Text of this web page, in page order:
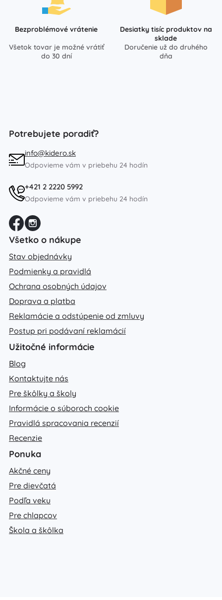
Bezproblémové vrátenie
Všetok tovar je možné vrátiť
do 30 dní
Desiatky tisíc produktov na
sklade
Doručenie už do druhého
dňa
Potrebujete poradiť?
info@kidero.sk
Odpovieme vám v priebehu 24 hodín
+421 2 2220 5992
Odpovieme vám v priebehu 24 hodín
Všetko o nákupe
Stav objednávky
Podmienky a pravidlá
Ochrana osobných údajov
Doprava a platba
Reklamácie a odstúpenie od zmluvy
Postup pri podávaní reklamácií
Užitočné informácie
Blog
Kontaktujte nás
Pre škôlky a školy
Informácie o súboroch cookie
Pravidlá spracovania recenzií
Recenzie
Ponuka
Akčné ceny
Pre dievčatá
Podľa veku
Pre chlapcov
Škola a škôlka